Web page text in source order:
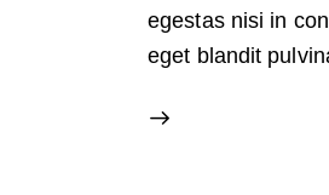
egestas nisi in
eget blandit